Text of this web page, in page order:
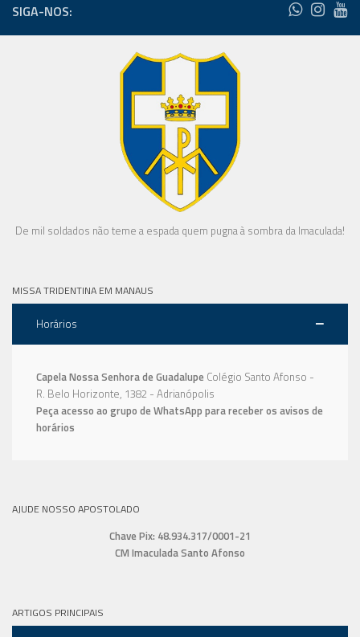
SIGA-NOS:
De mil soldados não teme a espada quem pugna à sombra da Imaculada!
MISSA TRIDENTINA EM MANAUS
Horários
Capela Nossa Senhora de Guadalupe Colégio Santo Afonso -
R. Belo Horizonte, 1382 - Adrianópolis
Peça acesso ao grupo de WhatsApp para receber os avisos de
horários
AJUDE NOSSO APOSTOLADO
Chave Pix: 48.934.317/0001-21
CM Imaculada Santo Afonso
ARTIGOS PRINCIPAIS